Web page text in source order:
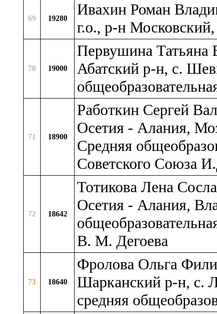
69 19280
Ивахин Роман
г.о., р-н
70 19000
Первушина Татьяна
Абатский р-н, с.
71 18900
Работкин Сергей
Осетия - Алания,
Средняя
Советского Союза
72 18642
Тотикова Лена
Осетия - Алания,
В. М. Дегоева
73 18640
Фролова Ольга
Шарканский р-н, с.
средняя